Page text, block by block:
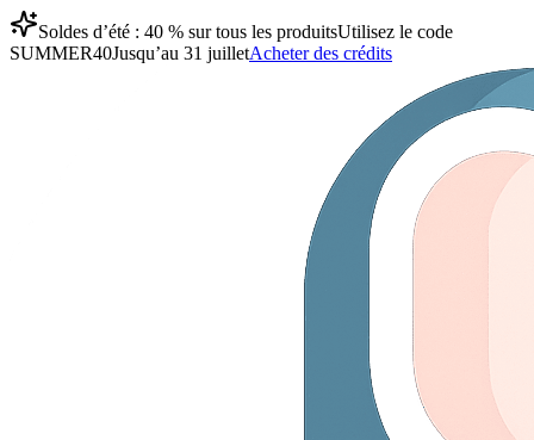
Soldes d’été : 40 % sur tous les produitsUtilisez le code
SUMMER40Jusqu’au 31 juilletAcheter des crédits